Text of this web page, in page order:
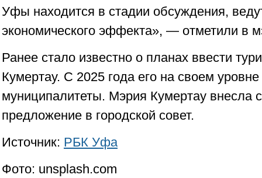
Уфы находится в стадии обсуждения,
экономического эффекта», — отметили в
Ранее стало известно о планах ввести
Кумертау. С 2025 года его на своем уровне
муниципалитеты. Мэрия Кумертау внесла
предложение в городской совет.
Источник: РБК Уфа
Фото: unsplash.com